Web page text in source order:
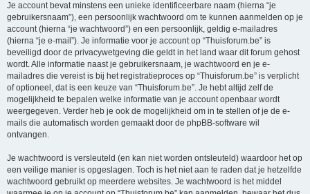
Je account bevat minstens een unieke identificeerbare naam (hierna “je
gebruikersnaam”), een persoonlijk wachtwoord om te kunnen aanmelden op je
account (hierna “je wachtwoord”) en een persoonlijk, geldig e-mailadres
(hierna “je e-mail”). Je informatie voor je account op “Thuisforum.be” is
beveiligd door de privacywetgeving die geldt in het land waar dit forum gehost
wordt. Alle informatie naast je gebruikersnaam, je wachtwoord en je e-
mailadres die vereist is bij het registratieproces op “Thuisforum.be” is verplicht
of optioneel, dat is een keuze van “Thuisforum.be”. Je hebt altijd zelf de
mogelijkheid te bepalen welke informatie van je account openbaar wordt
weergegeven. Verder heb je ook de mogelijkheid om in te stellen of je de e-
mails die automatisch worden gemaakt door de phpBB-software wil
ontvangen.
Je wachtwoord is versleuteld (en kan niet worden ontsleuteld) waardoor het op
een veilige manier is opgeslagen. Toch is het niet aan te raden dat je hetzelfde
wachtwoord gebruikt op meerdere websites. Je wachtwoord is het middel